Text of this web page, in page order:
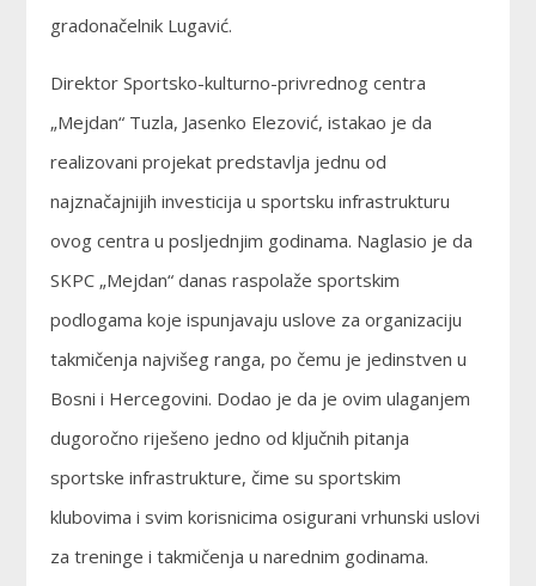
gradonačelnik Lugavić.
Direktor Sportsko-kulturno-privrednog centra
„Mejdan“ Tuzla, Jasenko Elezović, istakao je da
realizovani projekat predstavlja jednu od
najznačajnijih investicija u sportsku infrastrukturu
ovog centra u posljednjim godinama. Naglasio je da
SKPC „Mejdan“ danas raspolaže sportskim
podlogama koje ispunjavaju uslove za organizaciju
takmičenja najvišeg ranga, po čemu je jedinstven u
Bosni i Hercegovini. Dodao je da je ovim ulaganjem
dugoročno riješeno jedno od ključnih pitanja
sportske infrastrukture, čime su sportskim
klubovima i svim korisnicima osigurani vrhunski uslovi
za treninge i takmičenja u narednim godinama.